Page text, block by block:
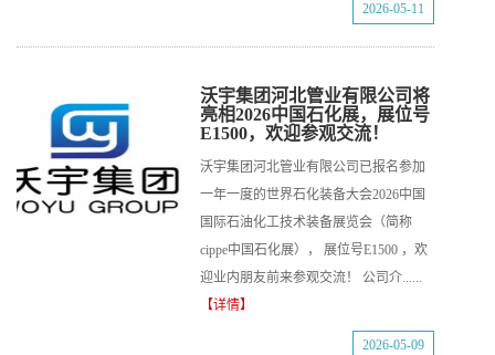
2026-05-11
沃宇集团河北管业有限公司将
亮相2026中国石化展，展位号
E1500，欢迎参观交流！
沃宇集团河北管业有限公司已报名参加
一年一度的世界石化装备大会2026中国
国际石油化工技术装备展览会（简称
cippe中国石化展）， 展位号E1500 ，欢
迎业内朋友前来参观交流！ 公司介......
【详情】
2026-05-09